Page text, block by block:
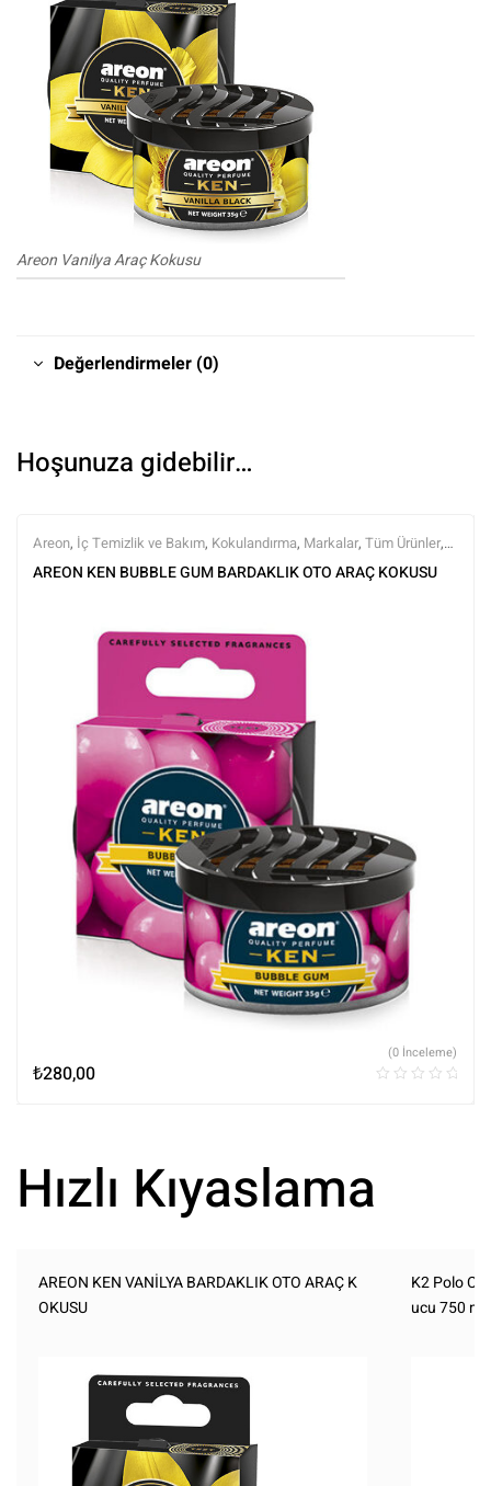
Areon Vanilya Araç Kokusu
Değerlendirmeler (0)
Hoşunuza gidebilir…
Areon, İç Temizlik ve Bakım, Kokulandırma, Markalar, Tüm Ürünler,
Tüm Ürünler
AREON KEN BUBBLE GUM BARDAKLIK OTO ARAÇ KOKUSU
₺280,00
(0 İnceleme)
Hızlı Kıyaslama
AREON KEN VANİLYA BARDAKLIK OTO ARAÇ K
OKUSU
K2 Polo
ucu 750 ml